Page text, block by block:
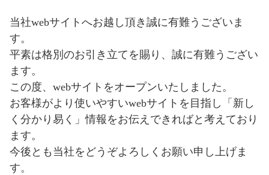
当社webサイトへお越し頂き誠に有難うございま
す。
平素は格別のお引き立てを賜り、誠に有難うござい
ます。
この度、webサイトをオープンいたしました。
お客様がより使いやすいwebサイトを目指し「新し
く分かり易く」情報をお伝えできればと考えており
ます。
今後とも当社をどうぞよろしくお願い申し上げま
す。